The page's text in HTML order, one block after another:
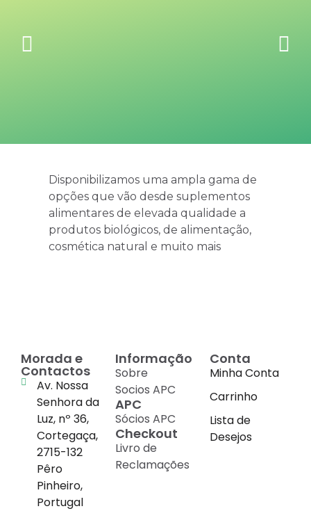
Disponibilizamos uma ampla gama de
opções que vão desde suplementos
alimentares de elevada qualidade a
produtos biológicos, de alimentação,
cosmética natural e muito mais
Morada e
Contactos
Av. Nossa
Senhora da
Luz, nº 36,
Cortegaça,
2715-132
Pêro
Pinheiro,
Portugal
Informação
Sobre
Socios APC
APC
Sócios APC
Checkout
Livro de
Reclamações
Conta
Minha Conta
Carrinho
Lista de
Desejos